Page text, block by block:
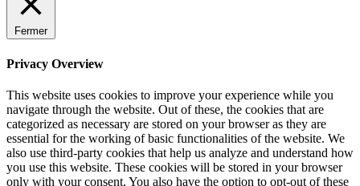
Fermer
Privacy Overview
This website uses cookies to improve your experience while you
navigate through the website. Out of these, the cookies that are
categorized as necessary are stored on your browser as they are
essential for the working of basic functionalities of the website. We
also use third-party cookies that help us analyze and understand how
you use this website. These cookies will be stored in your browser
only with your consent. You also have the option to opt-out of these